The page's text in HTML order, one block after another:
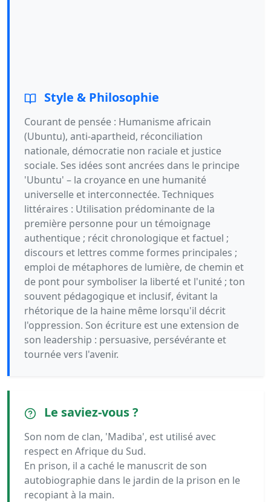
Style & Philosophie
Courant de pensée : Humanisme africain
(Ubuntu), anti-apartheid, réconciliation
nationale, démocratie non raciale et justice
sociale. Ses idées sont ancrées dans le principe
'Ubuntu' – la croyance en une humanité
universelle et interconnectée. Techniques
littéraires : Utilisation prédominante de la
première personne pour un témoignage
authentique ; récit chronologique et factuel ;
discours et lettres comme formes principales ;
emploi de métaphores de lumière, de chemin et
de pont pour symboliser la liberté et l'unité ; ton
souvent pédagogique et inclusif, évitant la
rhétorique de la haine même lorsqu'il décrit
l'oppression. Son écriture est une extension de
son leadership : persuasive, persévérante et
tournée vers l'avenir.
Le saviez-vous ?
Son nom de clan, 'Madiba', est utilisé avec
respect en Afrique du Sud.
En prison, il a caché le manuscrit de son
autobiographie dans le jardin de la prison en le
recopiant à la main.